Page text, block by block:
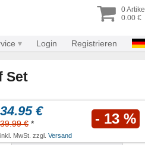
0 Artikel
0.00 €
Login Registrieren
Set
34.95 €
39.99 € * - 13 %
inkl. MwSt. zzgl. Versand